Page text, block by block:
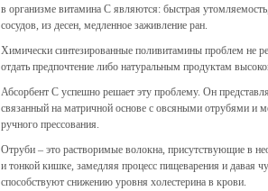
в организме витамина С являются: быстрая
сосудов, из десен, медленное заживление ран.
Химически синтезированные поливитамины проблем не
отдать предпочтение либо натуральным продуктам
Абсорбент С успешно решает эту проблему. Он
связанный на матричной основе с овсяными отрубями и
ручного прессования.
Отруби – это растворимые волокна, присутствующие в
и тонкой кишке, замедляя процесс пищеварения и давая
способствуют снижению уровня холестерина в крови.